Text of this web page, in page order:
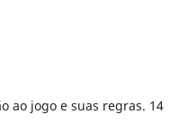
ao jogo e suas regras. 14